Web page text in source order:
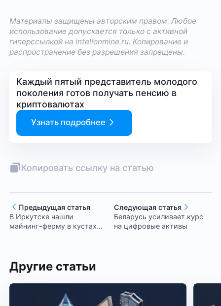
Материалы защищены авторским правом. Любое
использование допускается только с активной
гиперссылкой наintelionmine.ru. Копирование и
распространение без разрешения запрещены.
Каждый пятый представитель молодого
поколения готов получать пенсию в
криптовалютах
Узнать подробнее
Копировать ссылку на статью
Предыдущая статья
В Иркутске нашли
майнинг-ферму в кустах
Следующая статья
Беларусь усиливает курс
на цифровые активы
Другие статьи